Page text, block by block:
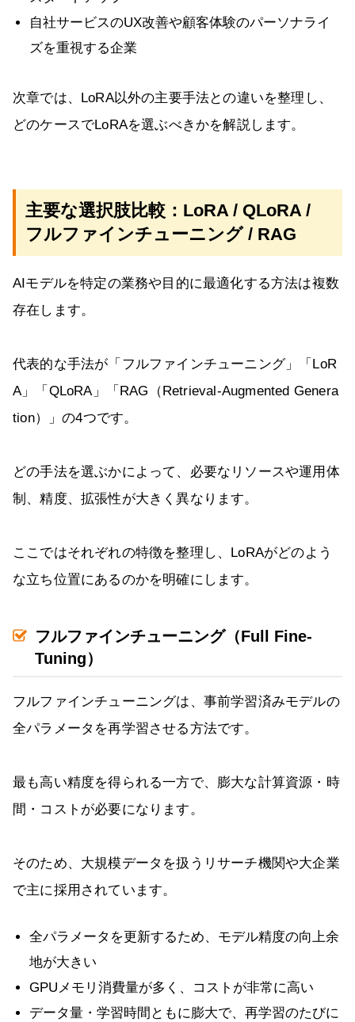
自社サービスのUX改善や顧客体験のパーソナライ
ズを重視する企業
次章では、LoRA以外の主要手法との違いを整理し、
どのケースでLoRAを選ぶべきかを解説します。
主要な選択肢比較：LoRA / QLoRA /
フルファインチューニング / RAG
AIモデルを特定の業務や目的に最適化する方法は複数
存在します。
代表的な手法が「フルファインチューニング」「LoR
A」「QLoRA」「RAG（Retrieval-Augmented Genera
tion）」の4つです。
どの手法を選ぶかによって、必要なリソースや運用体
制、精度、拡張性が大きく異なります。
ここではそれぞれの特徴を整理し、LoRAがどのよう
な立ち位置にあるのかを明確にします。
フルファインチューニング（Full Fine-
Tuning）
フルファインチューニングは、事前学習済みモデルの
全パラメータを再学習させる方法です。
最も高い精度を得られる一方で、膨大な計算資源・時
間・コストが必要になります。
そのため、大規模データを扱うリサーチ機関や大企業
で主に採用されています。
全パラメータを更新するため、モデル精度の向上余
地が大きい
GPUメモリ消費量が多く、コストが非常に高い
データ量・学習時間ともに膨大で、再学習のたびに